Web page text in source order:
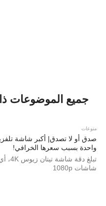
جميع الموضوعات
منوعات
صدق أو لا تصدق| أكبر شاشة
واحدة بسبب سعرها الخرافي!
شاشات 1080p